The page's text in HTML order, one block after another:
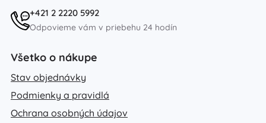
+421 2 2220 5992
Odpovieme vám v priebehu 24 hodín
Všetko o nákupe
Stav objednávky
Podmienky a pravidlá
Ochrana osobných údajov